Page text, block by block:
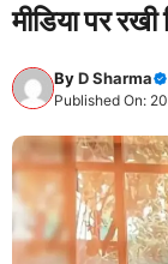
मीडिया पर
ByD Sharma
Published On: